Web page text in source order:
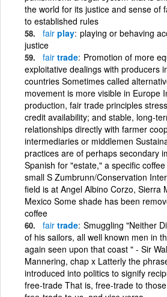
the world for its justice and sense of
to established rules
fair play playing or behaving
justice
fair trade Promotion of more
exploitative dealings with producers
countries Sometimes called
movement is more visible in Europe
production, fair trade principles
credit availability; and stable, long-
relationships directly with farmer
intermediaries or middlemen
practices are of perhaps secondary
Spanish for "estate," a specific
small S Zumbrunn/Conservation
field is at Angel Albino Corzo, Sierra
Mexico Some shade has been
coffee
fair trade Smuggling "Neither
of his sailors, all well known men in
again seen upon that coast " - Sir
Mannering, chap x Latterly the
introduced into politics to signify
free-trade That is, free-trade to